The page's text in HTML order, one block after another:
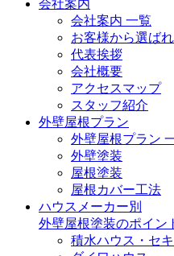
会社案内
会社案内 一覧
お客様から選ば
代表挨拶
会社概要
アクセスマップ
スタッフ紹介
外壁屋根プラン
外壁屋根プラン
外壁塗装
屋根塗装
屋根カバー工法
ハウスメーカー別
外壁屋根塗装のポイン
積水ハウス・セ